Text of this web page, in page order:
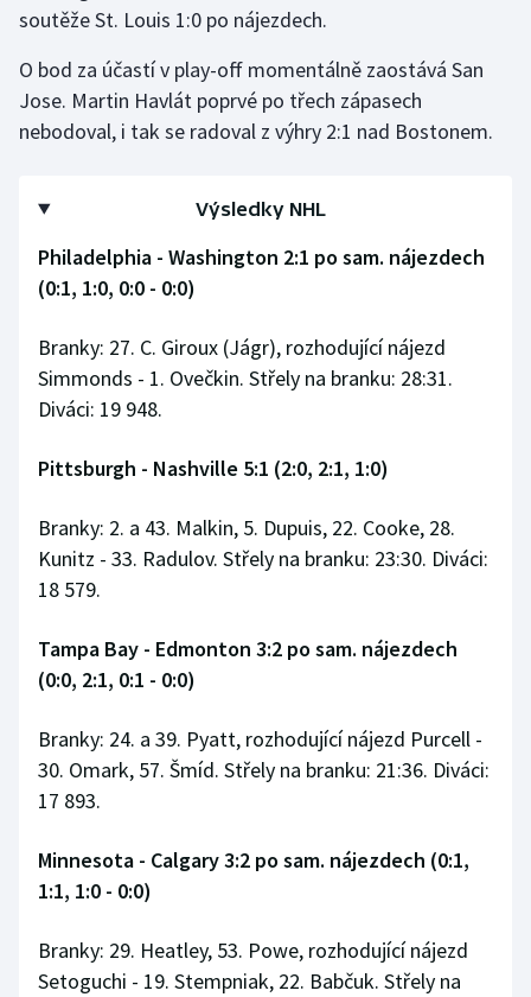
soutěže St. Louis 1:0 po nájezdech.
O bod za účastí v play-off momentálně zaostává San
Jose. Martin Havlát poprvé po třech zápasech
nebodoval, i tak se radoval z výhry 2:1 nad Bostonem.
Výsledky NHL
Philadelphia - Washington 2:1 po sam. nájezdech
(0:1, 1:0, 0:0 - 0:0)
Branky: 27. C. Giroux (Jágr), rozhodující nájezd
Simmonds - 1. Ovečkin. Střely na branku: 28:31.
Diváci: 19 948.
Pittsburgh - Nashville 5:1 (2:0, 2:1, 1:0)
Branky: 2. a 43. Malkin, 5. Dupuis, 22. Cooke, 28.
Kunitz - 33. Radulov. Střely na branku: 23:30. Diváci:
18 579.
Tampa Bay - Edmonton 3:2 po sam. nájezdech
(0:0, 2:1, 0:1 - 0:0)
Branky: 24. a 39. Pyatt, rozhodující nájezd Purcell -
30. Omark, 57. Šmíd. Střely na branku: 21:36. Diváci:
17 893.
Minnesota - Calgary 3:2 po sam. nájezdech (0:1,
1:1, 1:0 - 0:0)
Branky: 29. Heatley, 53. Powe, rozhodující nájezd
Setoguchi - 19. Stempniak, 22. Babčuk. Střely na